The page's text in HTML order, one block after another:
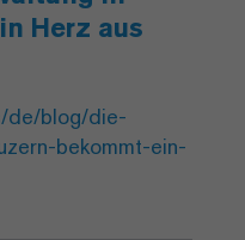
Herz aus
de/blog/die-
bekommt-ein-